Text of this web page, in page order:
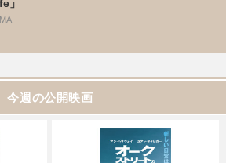
」
今週の公開映画